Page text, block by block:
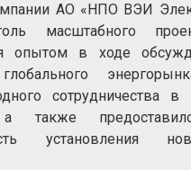
АО «НПО ВЭИ
масштабного
опытом в ходе
сотрудничества в
также
установления